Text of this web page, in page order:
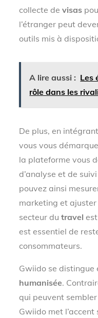
collecte devisas
l’étranger peut
outils mis à
A lire aussi : Les
rôle dans les
De plus, en
vous vous
la plateforme vous
d’analyse et de
pouvez ainsi
marketing et ajuster
secteur dutravel
est essentiel de
consommateurs.
Gwiido se distingue
humanisée.
qui peuvent
Gwiido met l’accent